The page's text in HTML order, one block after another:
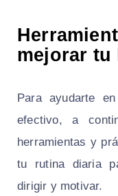
mejorar tu
Para ayudarte
efectivo, a
herramientas y
tu rutina diaria
dirigir y motivar.